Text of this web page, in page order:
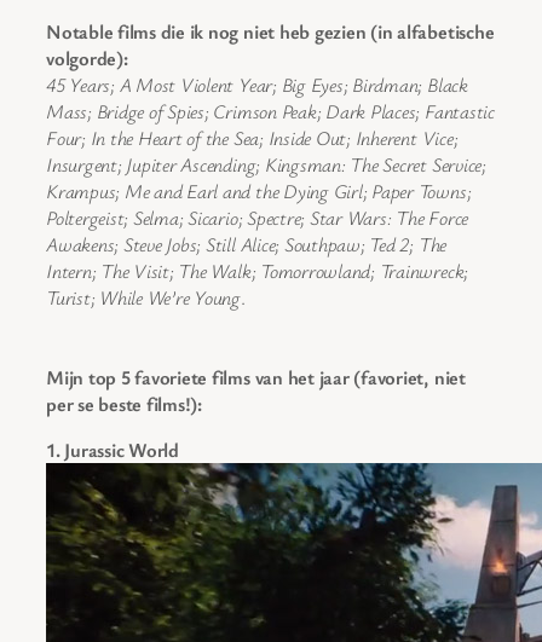
Notable films die ik nog niet heb gezien (in alfabetische
volgorde):
45 Years; A Most Violent Year; Big Eyes; Birdman; Black
Mass; Bridge of Spies; Crimson Peak; Dark Places; Fantastic
Four; In the Heart of the Sea; Inside Out; Inherent Vice;
Insurgent; Jupiter Ascending; Kingsman: The Secret Service;
Krampus; Me and Earl and the Dying Girl; Paper Towns;
Poltergeist; Selma; Sicario; Spectre; Star Wars: The Force
Awakens; Steve Jobs; Still Alice; Southpaw; Ted 2; The
Intern; The Visit; The Walk; Tomorrowland; Trainwreck;
Turist; While We’re Young.
Mijn top 5 favoriete films van het jaar (favoriet, niet
per se beste films!):
1. Jurassic World